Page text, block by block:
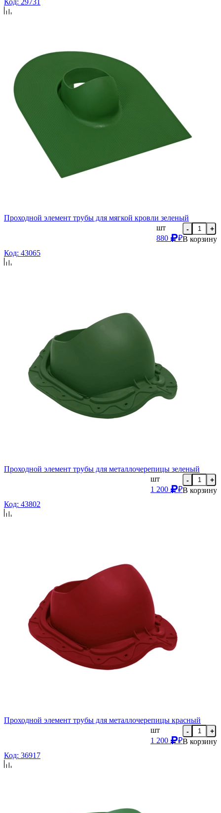
Код: 29731
Проходной элемент трубы для мягкой кровли зеленый
шт
880
₽
- +
В корзину
Код: 43065
Проходной элемент трубы для металлочерепицы зеленый
шт
1 200
₽
- +
В корзину
Код: 43802
Проходной элемент трубы для металлочерепицы красный
шт
1 200
₽
- +
В корзину
Код: 36917